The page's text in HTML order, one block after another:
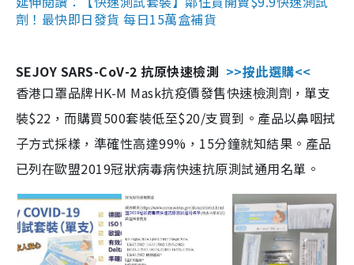
劑！最快即日發貨 每日15萬盒補貨
SEJOY SARS-CoV-2 抗原快速檢測 >>按此選購<<
香港口罩品牌HK-M Mask抗疫價發售快速檢測劑，單支
裝$22，而購買500套裝低至$20/支買到。產品以鼻咽拭
子方式採樣，準確性高達99%，15分鐘就知結果。產品
已列在歐盟2019冠狀病毒病快速抗原測試通用名單。